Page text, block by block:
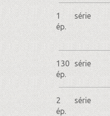
1
ép.
série
130
ép.
série
2
ép.
série